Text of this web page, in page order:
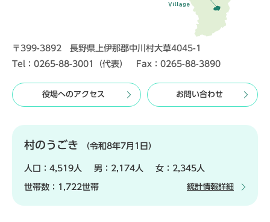
〒399-3892 長野県上伊那郡中川村大草4045-1
Tel：0265-88-3001（代表） Fax：0265-88-3890
役場へのアクセス お問い合わせ
村のうごき （令和8年7月1日）
人口： 4,519人 男： 2,174人 女： 2,345人
世帯数： 1,722世帯 統計情報詳細